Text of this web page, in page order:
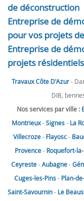
de déconstruction
Entreprise de
pour vos projets
Entreprise de
projets résidentiels
Travaux Côte D'Azur-
DIB,
Nos services par ville :
Montrieux-Signes- La
Villecroze- Flayosc-
Provence- Roquefort-
Ceyreste-Aubagne-
Cuges-les-Pins- Plan-
Saint-Savournin- Le